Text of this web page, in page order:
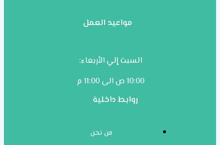
مواعيد العمل
السبت إلي الأربعاء:
10:00 ص الى 11:00 م
روابط داخلية
من نحن